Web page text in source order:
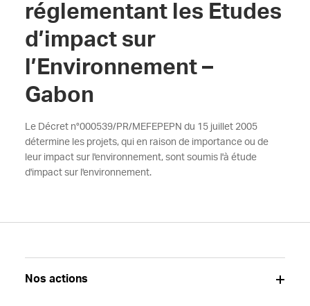
réglementant les Etudes
d’impact sur
l’Environnement –
Gabon
Le Décret n°000539/PR/MEFEPEPN du 15 juillet 2005
détermine les projets, qui en raison de importance ou de
leur impact sur l'environnement, sont soumis l'à étude
d'impact sur l'environnement.
Nos actions